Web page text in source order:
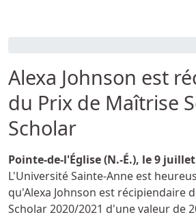
Alexa Johnson est
du Prix de Maîtrise
Scholar
Détails
Pointe-de-l'Église (N.-É.), le 9
L'Université Sainte-Anne est
qu'Alexa Johnson est récipiendaire
Scholar 2020/2021 d'une valeur de